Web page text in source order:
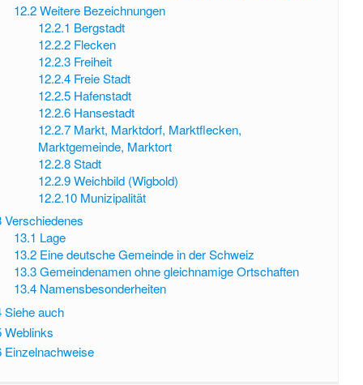
12.2 Weitere Bezeichnungen
12.2.1 Bergstadt
12.2.2 Flecken
12.2.3 Freiheit
12.2.4 Freie Stadt
12.2.5 Hafenstadt
12.2.6 Hansestadt
12.2.7 Markt, Marktdorf, Marktflecken,
Marktgemeinde, Marktort
12.2.8Stadt
12.2.9Weichbild (Wigbold)
12.2.10 Munizipalität
Verschiedenes
13.1 Lage
13.2 Eine deutsche Gemeinde in der Schweiz
13.3 Gemeindenamen ohne gleichnamige Ortschaften
13.4 Namensbesonderheiten
Siehe auch
Weblinks
Einzelnachweise